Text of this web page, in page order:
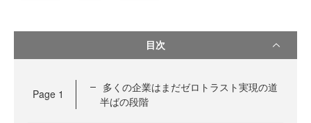
目次
Page 1
多くの企業はまだゼロトラスト実現の道
半ばの段階